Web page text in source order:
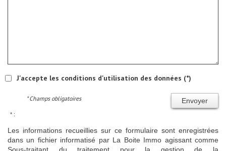
J'accepte les conditions d'utilisation des données (*)
Envoyer
* Champs obligatoires
* :
Les informations recueillies sur ce formulaire sont enregistrées
dans un fichier informatisé par La Boite Immo agissant comme
Sous-traitant du traitement pour la gestion de la